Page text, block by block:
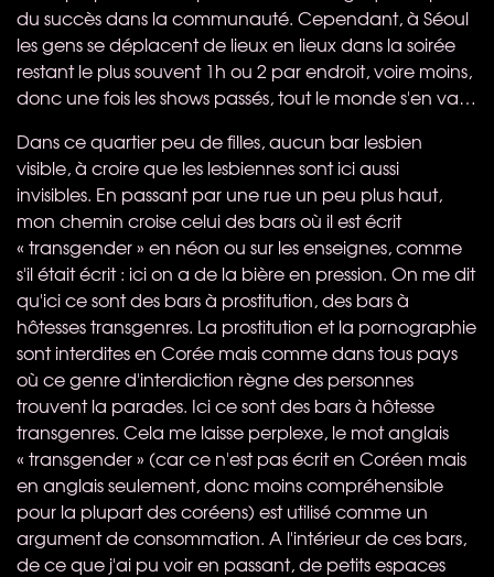
du succès dans la communauté. Cependant, à Séoul
les gens se déplacent de lieux en lieux dans la soirée
restant le plus souvent 1h ou 2 par endroit, voire moins,
donc une fois les shows passés, tout le monde s'en va…
Dans ce quartier peu de filles, aucun bar lesbien
visible, à croire que les lesbiennes sont ici aussi
invisibles. En passant par une rue un peu plus haut,
mon chemin croise celui des bars où il est écrit
« transgender » en néon ou sur les enseignes, comme
s'il était écrit : ici on a de la bière en pression. On me dit
qu'ici ce sont des bars à prostitution, des bars à
hôtesses transgenres. La prostitution et la pornographie
sont interdites en Corée mais comme dans tous pays
où ce genre d'interdiction règne des personnes
trouvent la parades. Ici ce sont des bars à hôtesse
transgenres. Cela me laisse perplexe, le mot anglais
« transgender » (car ce n'est pas écrit en Coréen mais
en anglais seulement, donc moins compréhensible
pour la plupart des coréens) est utilisé comme un
argument de consommation. A l'intérieur de ces bars,
de ce que j'ai pu voir en passant, de petits espaces